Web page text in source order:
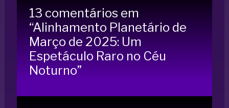
13 comentários em
“Alinhamento Planetário de
Março de 2025: Um
Espetáculo Raro no Céu
Noturno”